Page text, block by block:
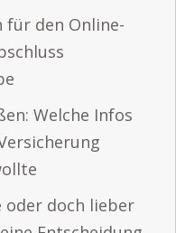
für den Online-
Welche Infos
oder doch lieber